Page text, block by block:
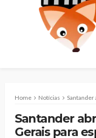
Home Notícias Santander abre vagas em
Santander
Gerais para